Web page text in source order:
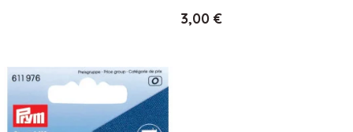
Hinta
3,00 €